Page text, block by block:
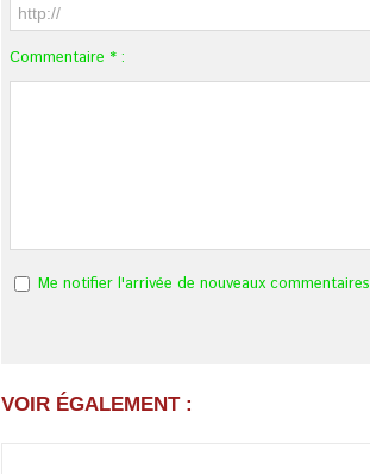
Commentaire * :
Me notifier l'arrivée de nouveaux commentaires
VOIR ÉGALEMENT :